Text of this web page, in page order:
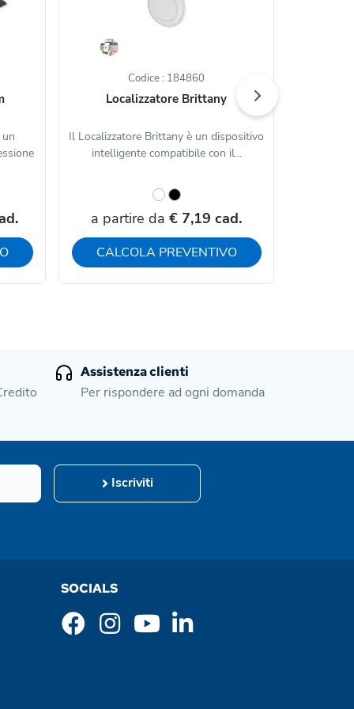
Codice : 184860
Localizzatore Brittany
Il Localizzatore Brittany è un dispositivo
intelligente compatibile con il...
a partire da € 7,19 cad.
CALCOLA PREVENTIVO
Assistenza clienti
Per rispondere ad ogni domanda
Iscriviti
SOCIALS